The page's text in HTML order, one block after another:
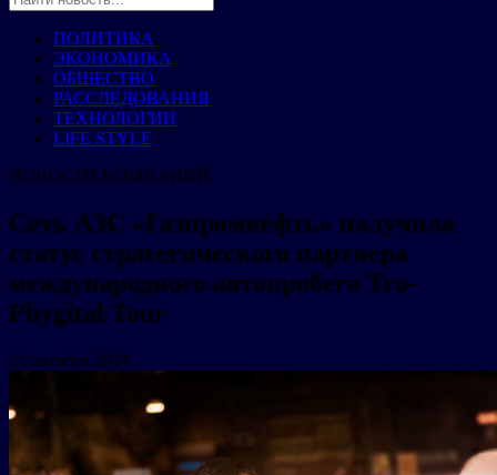
ПОЛИТИКА
ЭКОНОМИКА
ОБЩЕСТВО
РАССЛЕДОВАНИЯ
ТЕХНОЛОГИИ
LIFE STYLE
НОВОСТИ КОМПАНИЙ
Сеть АЗС «Газпромнефть» получила
статус стратегического партнера
международного автопробега Tro-
Phygital Tour
21 октября 2024